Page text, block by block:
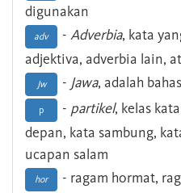
digunakan
adv - Adverbia, kata
adjektiva, adverbia lain,
Jw - Jawa, adalah
p - partikel, kelas
depan, kata sambung,
ucapan salam
hor - ragam hormat,